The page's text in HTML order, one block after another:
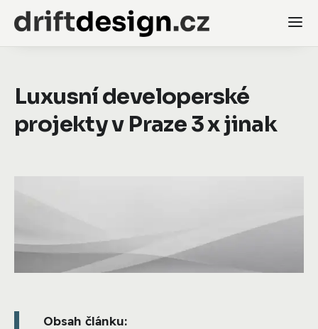
Luxusní developerské
projekty v Praze 3 x jinak
Obsah článku: